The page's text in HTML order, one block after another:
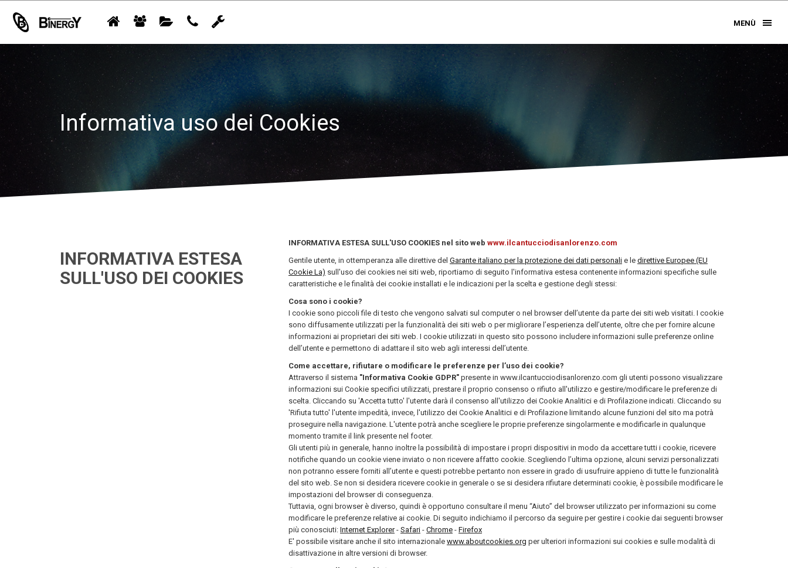
MENÙ
Informativa uso dei Cookies
INFORMATIVA ESTESA
SULL'USO DEI COOKIES
INFORMATIVA ESTESA SULL'USO COOKIES nel sito web www.ilcantucciodisanlorenzo.com
Gentile utente, in ottemperanza alle direttive del Garante italiano per la protezione dei dati personali e le direttive Europee (EU
Cookie La) sull'uso dei cookies nei siti web, riportiamo di seguito l'informativa estesa contenente informazioni specifiche sulle
caratteristiche e le finalità dei cookie installati e le indicazioni per la scelta e gestione degli stessi:
Cosa sono i cookie?
I cookie sono piccoli file di testo che vengono salvati sul computer o nel browser dell’utente da parte dei siti web visitati. I cookie
sono diffusamente utilizzati per la funzionalità dei siti web o per migliorare l’esperienza dell’utente, oltre che per fornire alcune
informazioni ai proprietari dei siti web. I cookie utilizzati in questo sito possono includere informazioni sulle preferenze online
dell’utente e permettono di adattare il sito web agli interessi dell’utente.
Come accettare, rifiutare o modificare le preferenze per l’uso dei cookie?
Attraverso il sistema "Informativa Cookie GDPR" presente in www.ilcantucciodisanlorenzo.com gli utenti possono visualizzare
informazioni sui Cookie specifici utilizzati, prestare il proprio consenso o rifiuto all'utilizzo e gestire/modificare le preferenze di
scelta. Cliccando su 'Accetta tutto' l'utente darà il consenso all'utilizzo dei Cookie Analitici e di Profilazione indicati. Cliccando su
'Rifiuta tutto' l'utente impedità, invece, l'utilizzo dei Cookie Analitici e di Profilazione limitando alcune funzioni del sito ma potrà
proseguire nella navigazione. L'utente potrà anche scegliere le proprie preferenze singolarmente e modificarle in qualunque
momento tramite il link presente nel footer.
Gli utenti più in generale, hanno inoltre la possibilità di impostare i propri dispositivi in modo da accettare tutti i cookie, ricevere
notifiche quando un cookie viene inviato o non ricevere affatto cookie. Scegliendo l’ultima opzione, alcuni servizi personalizzati
non potranno essere forniti all’utente e questi potrebbe pertanto non essere in grado di usufruire appieno di tutte le funzionalità
del sito web. Se non si desidera ricevere cookie in generale o se si desidera rifiutare determinati cookie, è possibile modificare le
impostazioni del browser di conseguenza.
Tuttavia, ogni browser è diverso, quindi è opportuno consultare il menu “Aiuto” del browser utilizzato per informazioni su come
modificare le preferenze relative ai cookie. Di seguito indichiamo il percorso da seguire per gestire i cookie dai seguenti browser
più conosciuti: Internet Explorer- Safari - Chrome - Firefox
E' possibile visitare anche il sito internazionale www.aboutcookies.org per ulteriori informazioni sui cookies e sulle modalità di
disattivazione in altre versioni di browser.